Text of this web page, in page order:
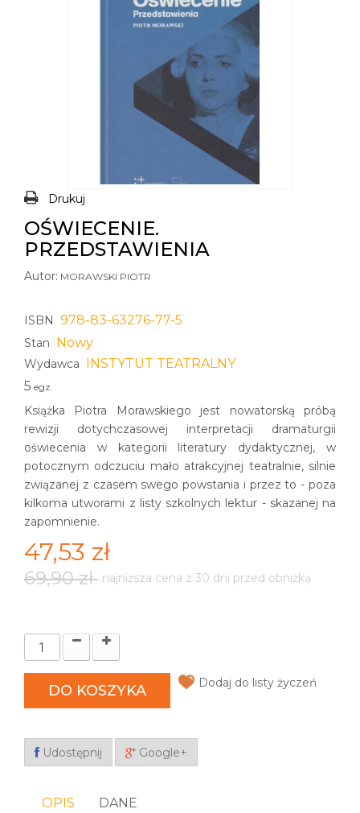
Drukuj
OŚWIECENIE.
PRZEDSTAWIENIA
Autor: MORAWSKI PIOTR
ISBN 978-83-63276-77-5
Stan Nowy
Wydawca INSTYTUT TEATRALNY
5 egz.
Książka Piotra Morawskiego jest nowatorską próbą
rewizji dotychczasowej interpretacji dramaturgii
oświecenia w kategorii literatury dydaktycznej, w
potocznym odczuciu mało atrakcyjnej teatralnie, silnie
związanej z czasem swego powstania i przez to - poza
kilkoma utworami z listy szkolnych lektur - skazanej na
zapomnienie.
47,53 zł
69,90 zł najniższa cena z 30 dni przed obniżką
DO KOSZYKA Dodaj do listy życzeń
Udostępnij Google+
OPIS DANE